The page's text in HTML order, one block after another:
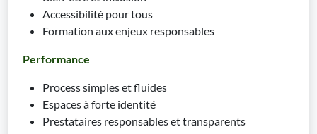
Accessibilité pour tous
Formation aux enjeux responsables
Performance
Process simples et fluides
Espaces à forte identité
Prestataires responsables et transparents